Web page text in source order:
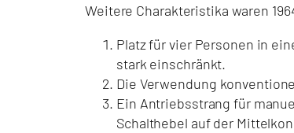
Weitere Charakteristika waren
Platz für vier Personen in
stark einschränkt.
Die Verwendung
Ein Antriebsstrang für
Schalthebel auf der